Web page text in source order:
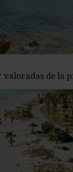
valoradas de la